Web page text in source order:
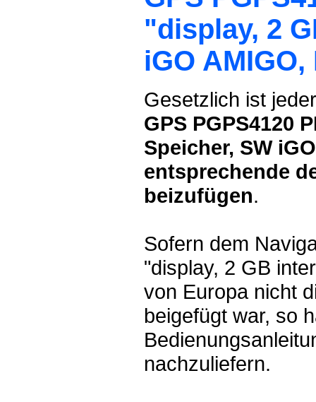
"display, 2
iGO
Gesetzlich ist
GPS PGPS4120
Speicher, SW
entsprechende
beizufügen.
Sofern dem
"display, 2 GB
von Europa nicht
beigefügt war, so
nachzuliefern.